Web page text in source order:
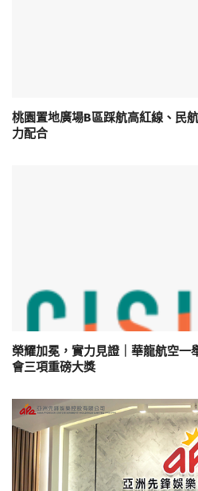
桃園置地廣場B區踩航高紅線、民
力配合
榮耀加冕，實力見證｜華龍航空一
會三項重磅大獎